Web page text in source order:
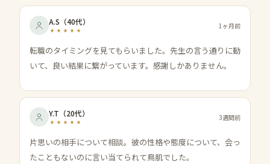
A.S （40代） 1ヶ月前
転職のタイミングを見てもらいました。先生の言う通りに動
いて、良い結果に繋がっています。感謝しかありません。
Y.T （20代） 3週間前
片思いの相手について相談。彼の性格や態度について、会っ
たこともないのに言い当てられて鳥肌でした。